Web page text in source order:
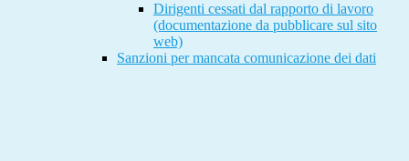
Dirigenti cessati dal rapporto di lavoro
(documentazione da pubblicare sul sito
web)
Sanzioni per mancata comunicazione dei dati